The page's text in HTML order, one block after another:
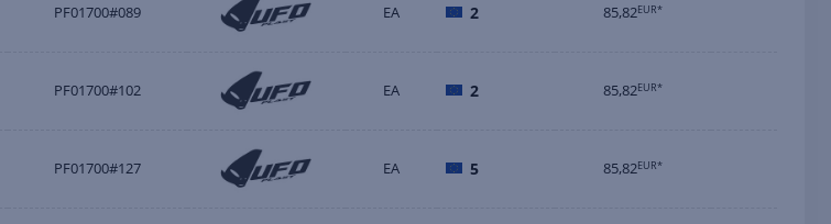
PF01700#089 EA 2 85,82EUR*
PF01700#102 EA 2 85,82EUR*
PF01700#127 EA 5 85,82EUR*